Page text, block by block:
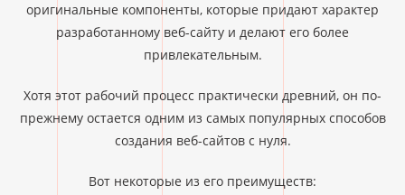
оригинальные компоненты, которые придают характер
разработанному веб-сайту и делают его более
привлекательным.
Хотя этот рабочий процесс практически древний, он по-
прежнему остается одним из самых популярных способов
создания веб-сайтов с нуля.
Вот некоторые из его преимуществ: